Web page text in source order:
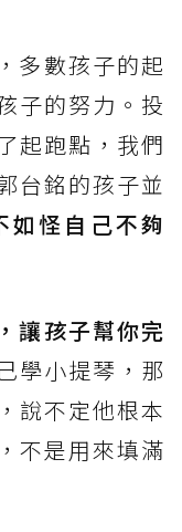
，多數孩子的起
子的努力。投
起跑點，我們
台銘的孩子並
如怪自己不夠
讓孩子幫你完
學小提琴，那
說不定他根本
不是用來填滿